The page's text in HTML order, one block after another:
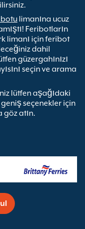
limanına ucuz
Feribotların
limanı için feribot
dahil
güzergahınızı
seçin ve arama
lütfen aşağıdaki
seçenekler için
göz atın.